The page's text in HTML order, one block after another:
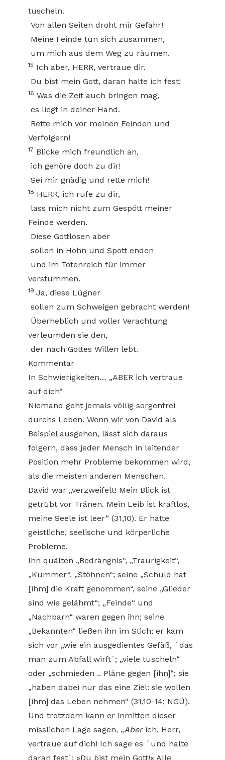
tuscheln.
Von allen Seiten droht mir Gefahr!
Meine Feinde tun sich zusammen,
um mich aus dem Weg zu räumen.
15 Ich aber, HERR, vertraue dir.
Du bist mein Gott, daran halte ich fest!
16 Was die Zeit auch bringen mag,
es liegt in deiner Hand.
Rette mich vor meinen Feinden und
Verfolgern!
17 Blicke mich freundlich an,
ich gehöre doch zu dir!
Sei mir gnädig und rette mich!
18 HERR, ich rufe zu dir,
lass mich nicht zum Gespött meiner
Feinde werden.
Diese Gottlosen aber
sollen in Hohn und Spott enden
und im Totenreich für immer
verstummen.
19 Ja, diese Lügner
sollen zum Schweigen gebracht werden!
Überheblich und voller Verachtung
verleumden sie den,
der nach Gottes Willen lebt.
Kommentar
In Schwierigkeiten… „ABER ich vertraue
auf dich“
Niemand geht jemals völlig sorgenfrei
durchs Leben. Wenn wir von David als
Beispiel ausgehen, lässt sich daraus
folgern, dass jeder Mensch in leitender
Position mehr Probleme bekommen wird,
als die meisten anderen Menschen.
David war „verzweifelt! Mein Blick ist
getrübt vor Tränen. Mein Leib ist kraftlos,
meine Seele ist leer“ (31,10). Er hatte
geistliche, seelische und körperliche
Probleme.
Ihn quälten „Bedrängnis“, „Traurigkeit“,
„Kummer“, „Stöhnen“; seine „Schuld hat
[ihm] die Kraft genommen“, seine „Glieder
sind wie gelähmt“; „Feinde“ und
„Nachbarn“ waren gegen ihn; seine
„Bekannten“ ließen ihn im Stich; er kam
sich vor „wie ein ausgedientes Gefäß, ´das
man zum Abfall wirft`; „viele tuscheln“
oder „schmieden .. Pläne gegen [ihn]“; sie
„haben dabei nur das eine Ziel: sie wollen
[ihm] das Leben nehmen“ (31,10-14; NGÜ).
Und trotzdem kann er inmitten dieser
misslichen Lage sagen, „Aberich, Herr,
vertraue auf dich! Ich sage es ´und halte
daran fest`: »Du bist mein Gott!« Alle